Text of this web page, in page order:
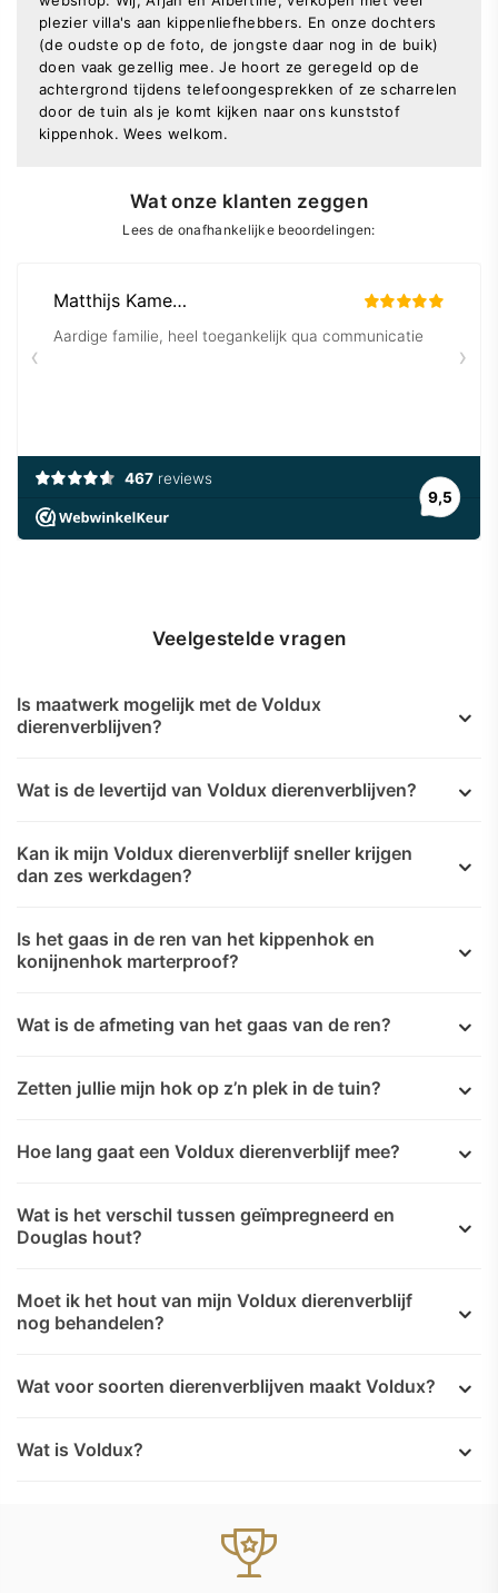
plezier villa's aan kippenliefhebbers. En onze dochters
(de oudste op de foto, de jongste daar nog in de buik)
doen vaak gezellig mee. Je hoort ze geregeld op de
achtergrond tijdens telefoongesprekken of ze scharrelen
door de tuin als je komt kijken naar ons kunststof
kippenhok. Wees welkom.
Wat onze klanten zeggen
Lees de onafhankelijke beoordelingen:
Veelgestelde vragen
Is maatwerk mogelijk met de Voldux
dierenverblijven?
Wat is de levertijd van Voldux dierenverblijven?
Kan ik mijn Voldux dierenverblijf sneller krijgen
dan zes werkdagen?
Is het gaas in de ren van het kippenhok en
konijnenhok marterproof?
Wat is de afmeting van het gaas van de ren?
Zetten jullie mijn hok op z’n plek in de tuin?
Hoe lang gaat een Voldux dierenverblijf mee?
Wat is het verschil tussen geïmpregneerd en
Douglas hout?
Moet ik het hout van mijn Voldux dierenverblijf
nog behandelen?
Wat voor soorten dierenverblijven maakt Voldux?
Wat is Voldux?